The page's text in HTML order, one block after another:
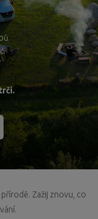
Zažij znovu, co